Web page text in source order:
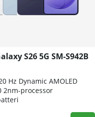
S26 5G SM-S942B
Hz Dynamic AMOLED
2nm-processor